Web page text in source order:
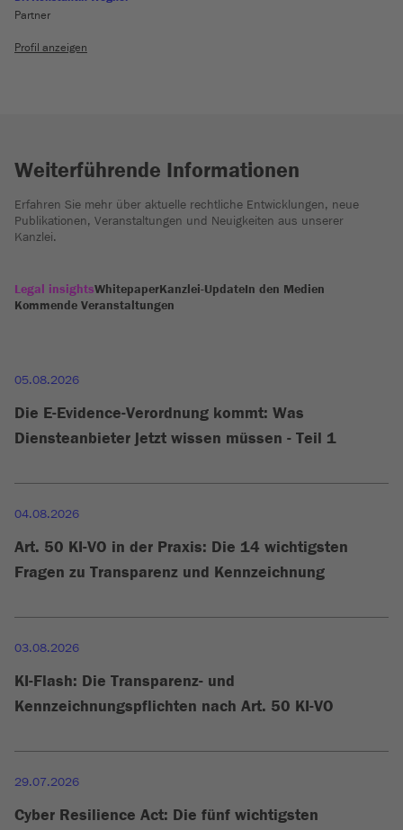
Partner
Profil anzeigen
Weiterführende Informationen
Erfahren Sie mehr über aktuelle rechtliche Entwicklungen, neue
Publikationen, Veranstaltungen und Neuigkeiten aus unserer
Kanzlei.
Legal insightsWhitepaperKanzlei-UpdateIn den Medien
Kommende Veranstaltungen
05.08.2026
Die E-Evidence-Verordnung kommt: Was
Diensteanbieter jetzt wissen müssen - Teil 1
04.08.2026
Art. 50 KI-VO in der Praxis: Die 14 wichtigsten
Fragen zu Transparenz und Kennzeichnung
03.08.2026
KI-Flash: Die Transparenz- und
Kennzeichnungspflichten nach Art. 50 KI-VO
29.07.2026
Cyber Resilience Act: Die fünf wichtigsten